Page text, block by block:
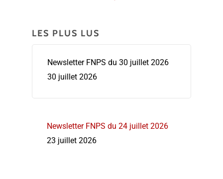
LES PLUS LUS
Newsletter FNPS du 30 juillet 2026
30 juillet 2026
Newsletter FNPS du 24 juillet 2026
23 juillet 2026